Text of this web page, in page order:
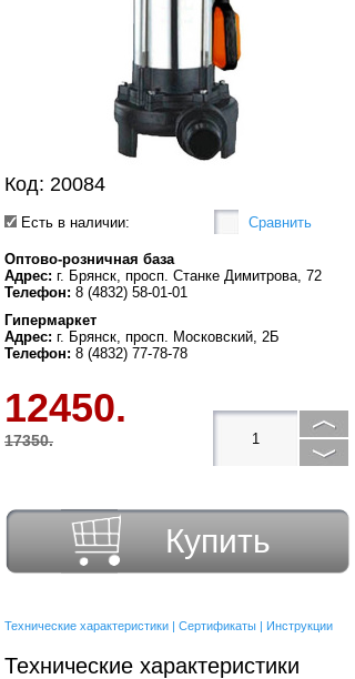
Код: 20084
Есть в наличии: Сравнить
Оптово-розничная база
Адрес: г. Брянск, просп. Станке Димитрова, 72
Телефон: 8 (4832) 58-01-01
Гипермаркет
Адрес: г. Брянск, просп. Московский, 2Б
Телефон: 8 (4832) 77-78-78
12450.
17350.
Купить
Технические характеристики | Сертификаты | Инструкции
Технические характеристики